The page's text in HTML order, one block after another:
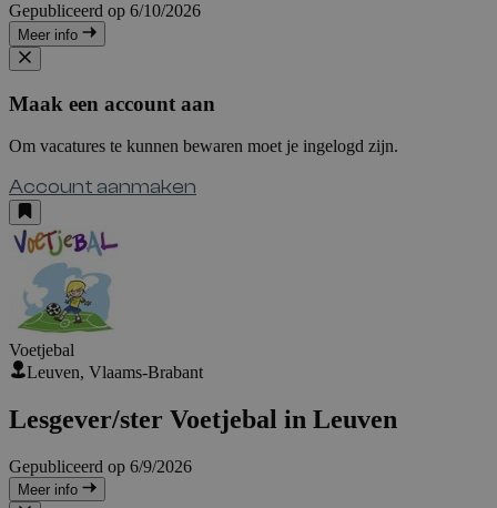
Gepubliceerd op 6/10/2026
Meer info
Maak een account aan
Om vacatures te kunnen bewaren moet je ingelogd zijn.
Account aanmaken
Voetjebal
Leuven, Vlaams-Brabant
Lesgever/ster Voetjebal in Leuven
Gepubliceerd op 6/9/2026
Meer info